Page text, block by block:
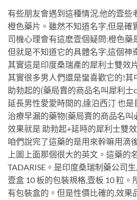
有些朋友會遇到這種情況,他的壹些
橙色藥片。雖然不知道名字,但是確
司機心理會有這麽壹個疑問:橙色藥
但就是不知道它的具體名字,這個
其實這是印度桑瑞產的犀利士雙效
其實很多男人們還是蠻喜歡它的!其
助勃起的(藥局賣的商品名叫犀利士
延長男性愛愛時間的,達泊西汀 也
治療早漏的藥物(藥局賣的商品名叫
效果就是 助勃起+延時的犀利士雙
咱們說完了這藥的是用來幹嘛用滴
上圖上面那個很大的英文。這藥的
TADARISE。是印度桑瑞制藥公司
壹盒 10 板的包裝規格,壹板 10 粒
有包裝盒的。但是性價比確的,效果